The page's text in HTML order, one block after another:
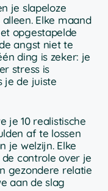
je slapeloze
Elke maand
opgestapelde
angst niet te
ding is zeker: je
stress is
je de juiste
je 10 realistische
af te lossen
je welzijn. Elke
controle over je
gezondere relatie
aan de slag